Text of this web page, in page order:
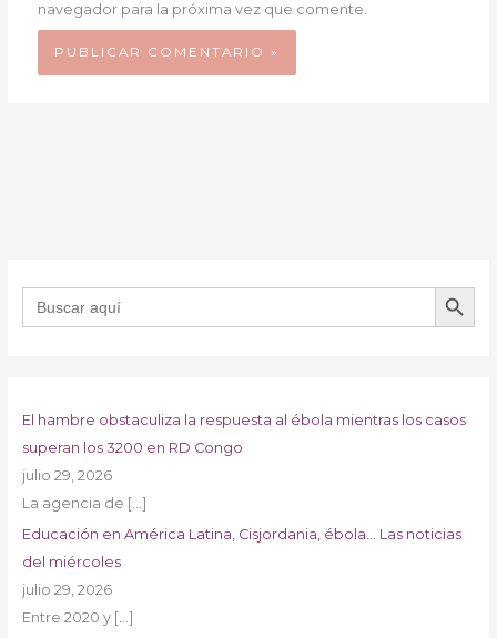
navegador para la próxima vez que comente.
Buscar: BOTÓN DE
El hambre obstaculiza la respuesta al ébola mientras los casos
superan los 3200 en RD Congo
julio 29, 2026
La agencia de […]
Educación en América Latina, Cisjordania, ébola… Las noticias
del miércoles
julio 29, 2026
Entre 2020 y […]